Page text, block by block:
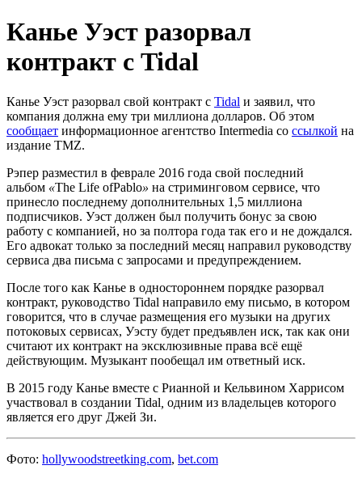
Канье Уэст разорвал
контракт с Tidal
Канье Уэст разорвал свой контракт с Tidal и заявил, что
компания должна ему три миллиона долларов. Об этом
сообщает информационное агентство Intermedia со ссылкой на
издание TMZ.
Рэпер разместил в феврале 2016 года свой последний
альбом «The Life ofPablo» на стриминговом сервисе, что
принесло последнему дополнительных 1,5 миллиона
подписчиков. Уэст должен был получить бонус за свою
работу с компанией, но за полтора года так его и не дождался.
Его адвокат только за последний месяц направил руководству
сервиса два письма с запросами и предупреждением.
После того как Канье в одностороннем порядке разорвал
контракт, руководство Tidal направило ему письмо, в котором
говорится, что в случае размещения его музыки на других
потоковых сервисах, Уэсту будет предъявлен иск, так как они
считают их контракт на эксклюзивные права всё ещё
действующим. Музыкант пообещал им ответный иск.
В 2015 году Канье вместе с Рианной и Кельвином Харрисом
участвовал в создании Tidal одним из владельцев которого
является его друг Джей Зи.
Фото: hollywoodstreetking.com, bet.com